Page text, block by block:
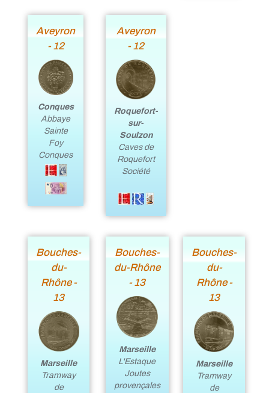
Aveyron
- 12
Conques
Abbaye
Sainte
Foy
Conques
Aveyron
- 12
Roquefort-
sur-
Soulzon
Caves de
Roquefort
Société
Bouches-
du-
Rhône -
13
Marseille
Tramway
de
Bouches-
du-Rhône
- 13
Marseille
L'Estaque
Joutes
provençales
Bouches-
du-
Rhône -
13
Marseille
Tramway
de